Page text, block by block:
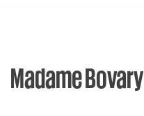
Madame Bovary